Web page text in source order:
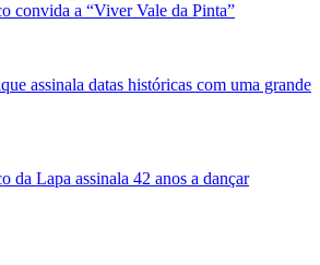
convida a “Viver Vale da Pinta”
assinala datas históricas com uma grande
da Lapa assinala 42 anos a dançar